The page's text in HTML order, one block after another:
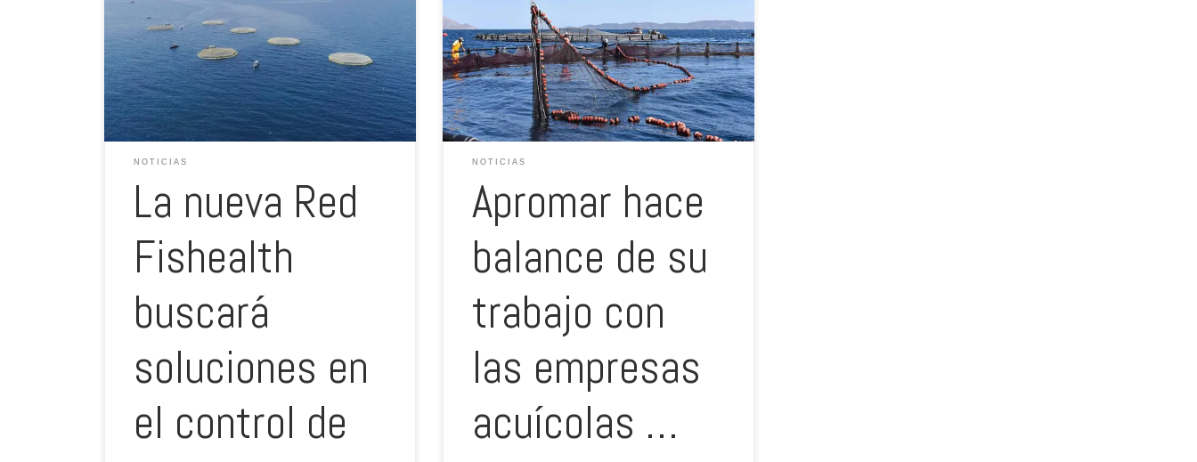
Innovación y el Desarrollo de Soluciones para el Control
de Enfermedades Infecciosas en Producción Acuícola,
Red FishHealth, que nace con el objetivo de ser una
infraestructura privada de I+D de referencia,
desarrollando […]
NOTICIAS
La nueva Red
Fishealth
buscará
soluciones en
el control de
(Apromar) ha hecho balance de sus logros en 2021.
Además de ampliar su base con nuevas
incorporaciones, la organización de ámbito nacional ha
mejorado el conocimiento que sobre la acuicultura tiene
la sociedad española a través de su campaña de
comunicación; ha presentado […]
NOTICIAS
Apromar hace
balance de su
trabajo con
las empresas
acuícolas …